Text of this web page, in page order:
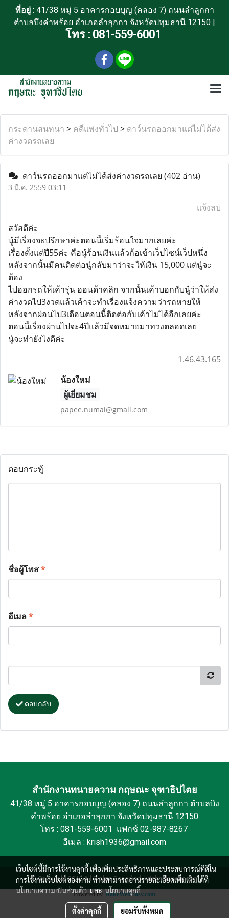
ที่อยู่ :41/38 หมู่ 5 อาคารกอบบุญ (คลอง 7) ถนนลำลูกกา
ตำบลบึงคำพร้อย อำเภอลำลุกกา จังหวัดปทุมธานี 12150 |
โทร : 081-559-6001
กระดานสนทนา > คดีแพ่งทั่วไป > ดาว์นรถออกมาแต่ไม่ได้ส่ง
ค่างวดรถเลย
ดาว์นรถออกมาแต่ไม่ได้ส่งค่างวดรถเลย (402 อ่าน)
3 มี.ค. 2559 03:11
แจ้งลบ
สวัสดีค่ะ
นู๋มีเรื่องจะปรึกษาค่ะตอนนี้เริ่มร้อนใจมากเลยค่ะ
เรื่องตั้งแต่ปี55ค่ะ คือนู๋ร้อนเงินแล้วก้อเข้าเว็ปไซน์เว็ปหนึ่ง
หลังจากนั้นมีคนติดต่อนู๋กลับมาว่าจะให้เงิน 15,000 แต่นู๋จะ
ต้อง
ไปออกรถให้เค้ารุ่น ฮอนด้าคลิก จากนั้นเค้าบอกกับนู๋ว่าให้ส่ง
ค่างวดไป3งวดแล้วเค้าจะทำเรื่องแจ้งความว่ารถหายให้
หลังจากผ่อนไป3เดือนตอนนี้ติดต่อกับเค้าไม่ได้อีกเลยค่ะ
ตอนนี้เรื่องผ่านไปจะ4ปีแล้วมีจดหมายมาทวงตลอดเลย
นู๋จะทำยังไงดีค่ะ
1.46.43.165
น้องใหม่
ผู้เยี่ยมชม
papee.numai@gmail.com
ตอบกระทู้
ชื่อผู้โพส*
อีเมล*
ตอบกลับ
สำนักงานทนายความ กฤษณะ จุฑาธิปไตย
41/38 หมู่ 5 อาคารกอบบุญ (คลอง 7) ถนนลำลูกกา ตำบลบึง
คำพร้อย อำเภอลำลุกกา จังหวัดปทุมธานี 12150
โทร : 081-559-6001 แฟกซ์ 02-987-8267
อีเมล : krish1936@gmail.com
© Copyright 2015 All Rights Reserved. krishnalawyer.com
Powered by MakeWebEasy.com
เว็บไซต์นี้มีการใช้งานคุกกี้ เพื่อเพิ่มประสิทธิภาพและประสบการณ์ที่ดีใน
การใช้งานเว็บไซต์ของท่าน ท่านสามารถอ่านรายละเอียดเพิ่มเติมได้ที่
นโยบายความเป็นส่วนตัวและนโยบายคุกกี้
ตั้งค่าคุกกี้ ยอมรับทั้งหมด